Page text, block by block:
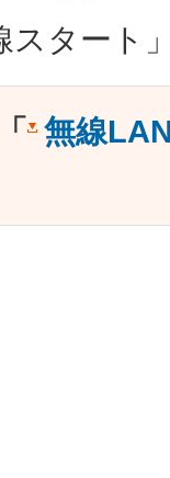
スタート
無線